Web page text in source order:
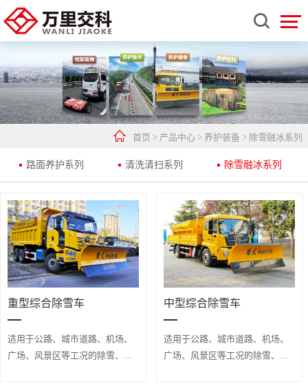

 首页 > 产品中心 > 养护装备 > 除雪融冰系列
路面养护系列 清洗清扫系列 除雪融冰系列
重型综合除雪车
适用于公路、城市道路、机场、
广场、风景区等工况的除雪、融
中型综合除雪车
适用于公路、城市道路、机场、
广场、风景区等工况的除雪、融